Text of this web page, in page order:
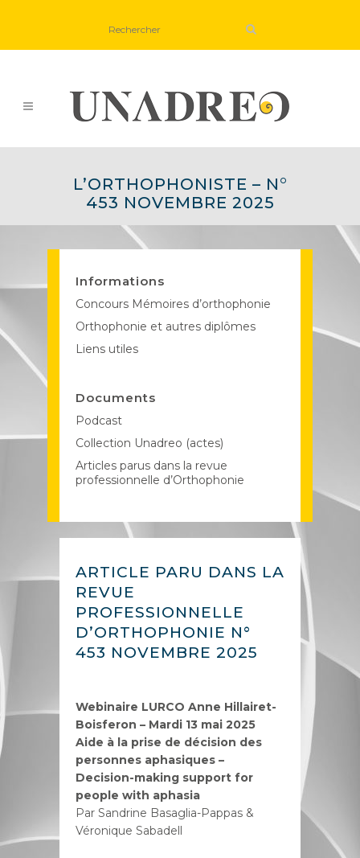
L’ORTHOPHONISTE – N°
453 NOVEMBRE 2025
Informations
Concours Mémoires d’orthophonie
Orthophonie et autres diplômes
Liens utiles
Documents
Podcast
Collection Unadreo (actes)
Articles parus dans la revue
professionnelle d’Orthophonie
ARTICLE PARU DANS LA
REVUE
PROFESSIONNELLE
D’ORTHOPHONIE N°
453 NOVEMBRE 2025
Webinaire LURCO Anne Hillairet-
Boisferon – Mardi 13 mai 2025
Aide à la prise de décision des
personnes aphasiques –
Decision-making support for
people with aphasia
Par Sandrine Basaglia-Pappas &
Véronique Sabadell